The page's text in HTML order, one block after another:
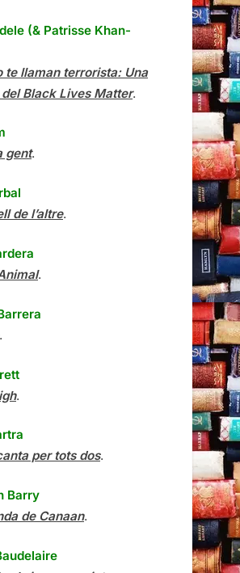
(& Patrisse Khan-
te llaman terrorista: Una
Black Lives Matter.
gent.
de l’altre.
.
.
.
per tots dos.
Barry
de Canaan.